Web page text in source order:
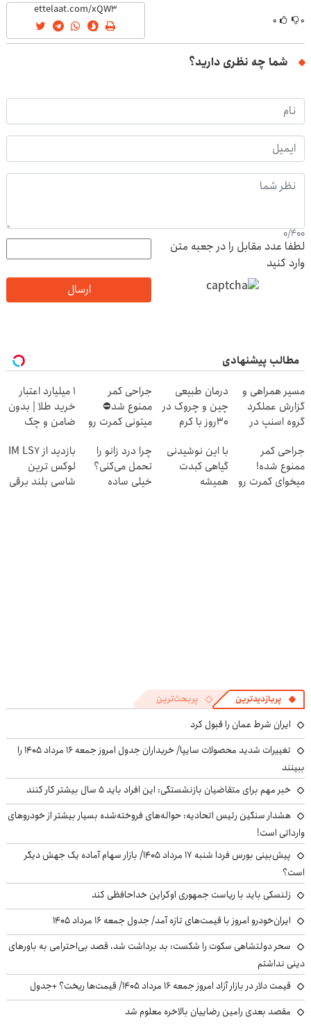
۰ ۰
شما چه نظری دارید؟
0/400
لطفا عدد مقابل را در جعبه متن
وارد کنید
ارسال
مطالب پیشنهادی
مسیر همراهی و
گزارش عملکرد
گروه اسنپ در
درمان طبیعی
چین و چروک در
30روز با کرم
آلمانی(45%تخفیف)
جراحی کمر
ممنوع شد⛔
میتونی کمرت رو
کنی! 👈🏻
پرسش‌نامه
۱ میلیارد اعتبار
خرید طلا | بدون
ضامن و چک
جراحی کمر
ممنوع شده!
میخوای کمرت رو
با این نوشیدنی
گیاهی کبدت
همیشه
چرا درد زانو را
تحمل می‌کنی؟
خیلی ساده
بازدید از IM LS7
لوکس ترین
شاسی بلند برقی
پربازدیدترین پربحث‌ترین
ایران شرط عمان را قبول کرد
تغییرات شدید محصولات سایپا/ خریداران جدول امروز جمعه ۱۶ مرداد ۱۴۰۵ را
ببینند
خبر مهم برای متقاضیان بازنشستگی: این افراد باید ۵ سال بیشتر کار کنند
هشدار سنگین رئیس اتحادیه: حواله‌های فروخته‌شده بسیار بیشتر از خودروهای
وارداتی است!
پیش‌بینی بورس فردا شنبه ۱۷ مرداد ۱۴۰۵/ بازار سهام آماده یک جهش دیگر
است؟
زلنسکی باید با ریاست جمهوری اوکراین خداحافظی کند
ایران‌خودرو امروز با قیمت‌های تازه آمد/ جدول جمعه ۱۶ مرداد ۱۴۰۵
سحر دولتشاهی سکوت را شکست: بد برداشت شد، قصد بی‌احترامی به باورهای
دینی نداشتم
قیمت دلار در بازار آزاد امروز جمعه ۱۶ مرداد ۱۴۰۵/ قیمت‌ها ریخت؟ +جدول
مقصد بعدی رامین رضاییان بالاخره معلوم شد